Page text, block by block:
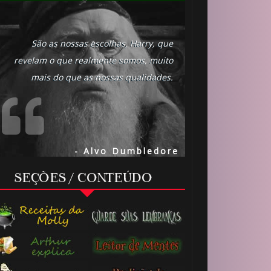
São as nossas escolhas, Harry, que
revelam o que realmente somos, muito
mais do que as nossas qualidades.
- Alvo Dumbledore
SEÇÕES / CONTEÚDO
1️⃣ 8️⃣